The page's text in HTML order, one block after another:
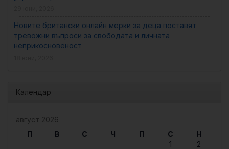
Новите британски онлайн мерки за деца поставят
тревожни въпроси за свободата и личната
неприкосновеност
Календар
август 2026
П
В С Ч П С
Н
1
2